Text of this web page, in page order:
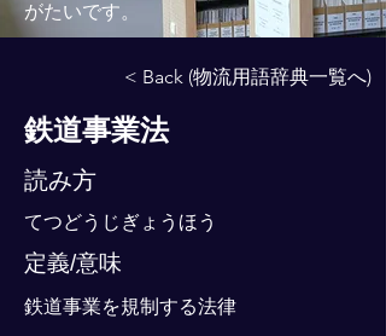
がたいです。
< Back (物流用語辞典一覧へ)
鉄道事業法
読み方
てつどうじぎょうほう
定義/意味
鉄道事業を規制する法律